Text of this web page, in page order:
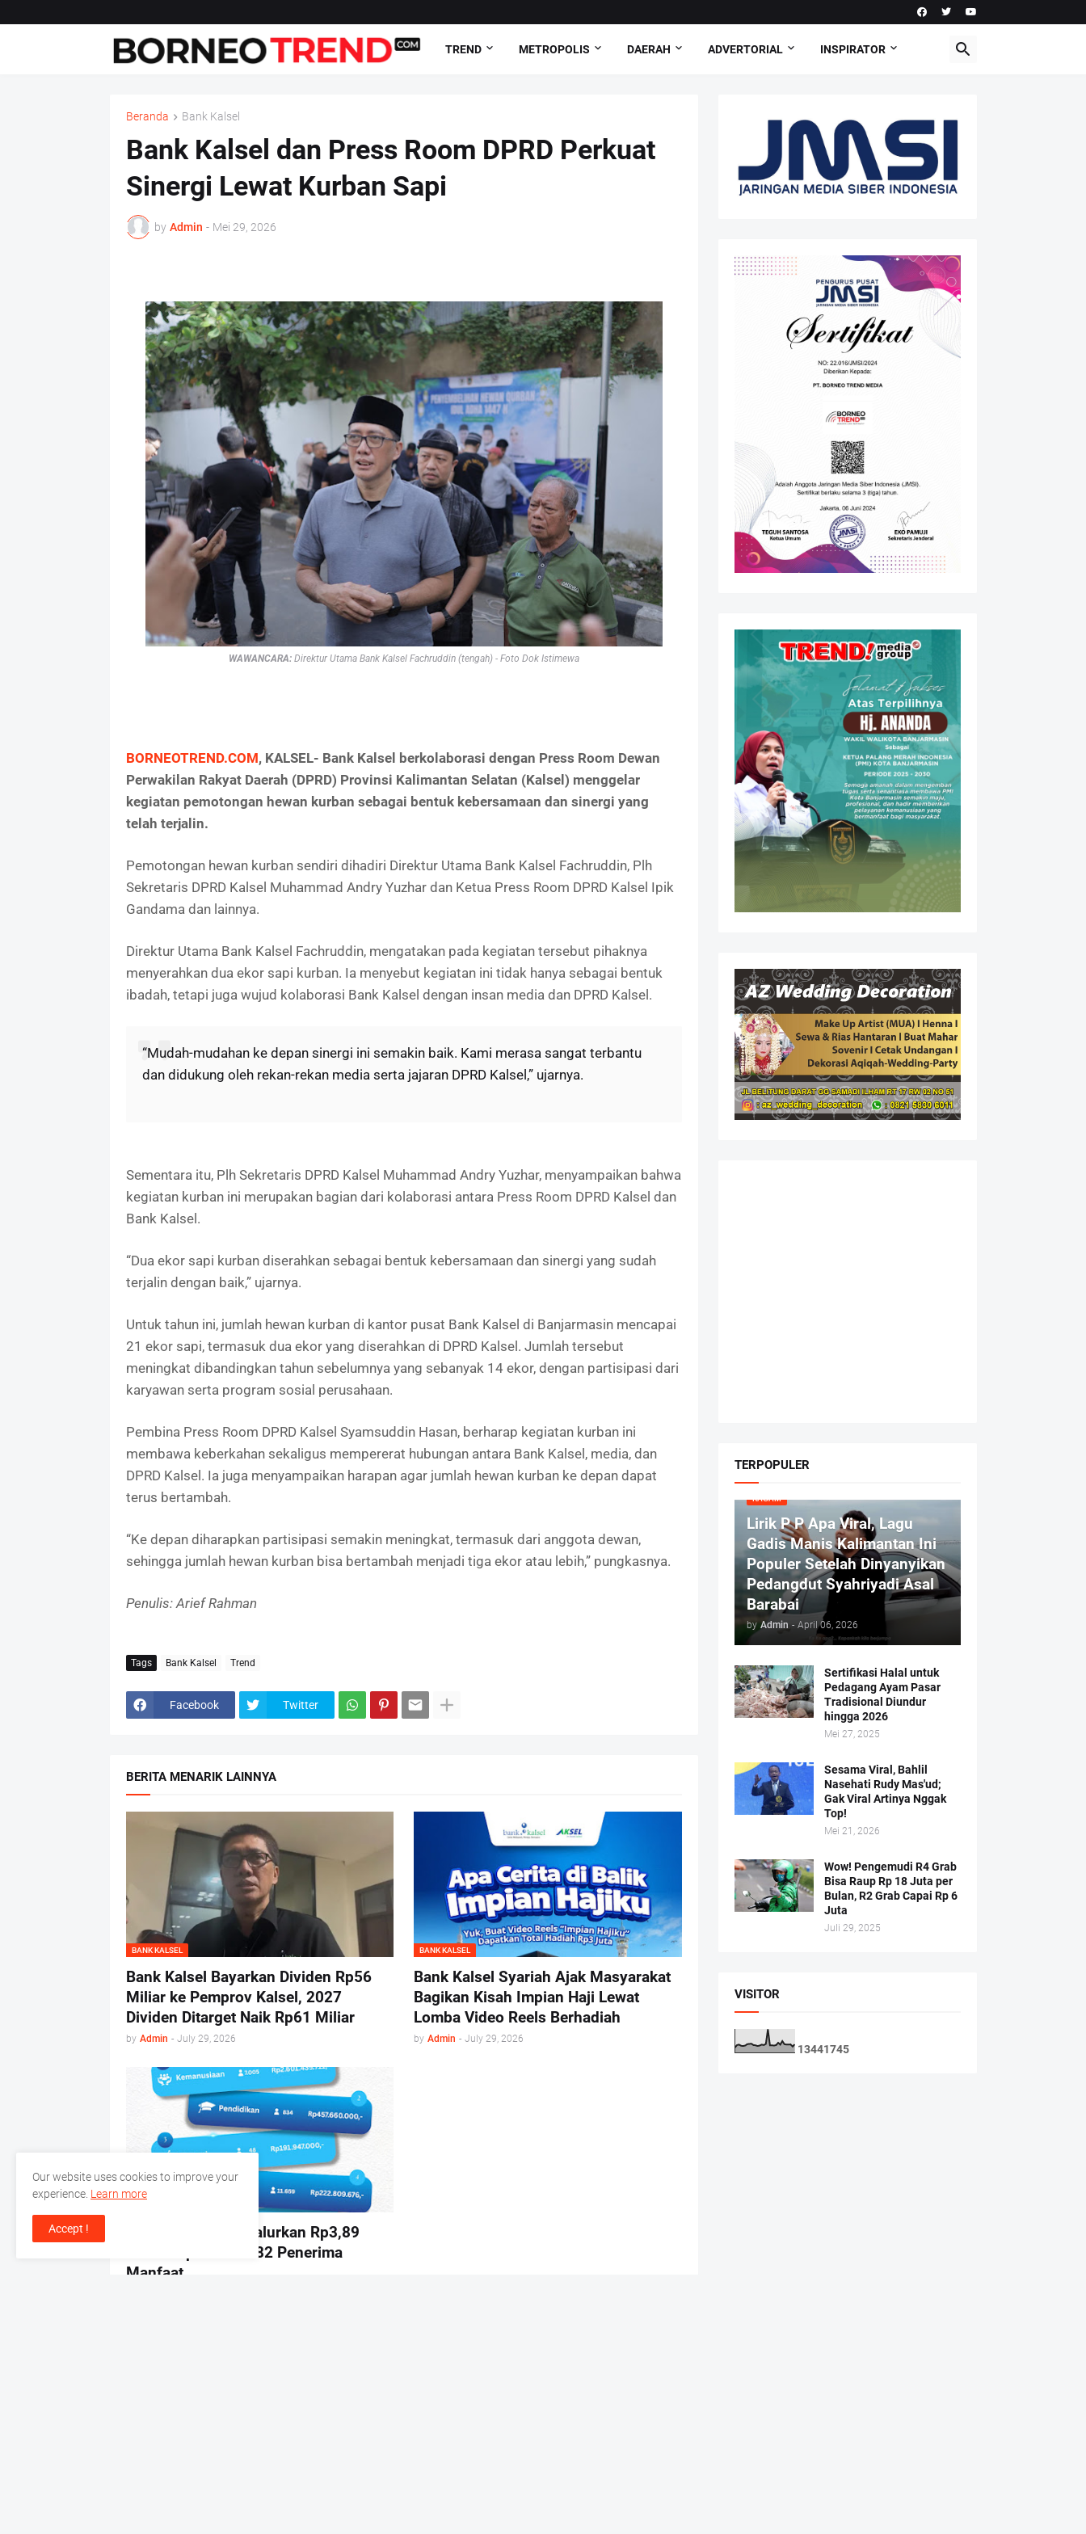
TREND METROPOLIS DAERAH ADVERTORIAL INSPIRATOR
Beranda Bank Kalsel
Bank Kalsel dan Press Room DPRD Perkuat
Sinergi Lewat Kurban Sapi
by Admin - Mei 29, 2026
WAWANCARA: Direktur Utama Bank Kalsel Fachruddin (tengah) - Foto Dok Istimewa
BORNEOTREND.COM, KALSEL- Bank Kalsel berkolaborasi dengan Press Room Dewan
Perwakilan Rakyat Daerah (DPRD) Provinsi Kalimantan Selatan (Kalsel) menggelar
kegiatan pemotongan hewan kurban sebagai bentuk kebersamaan dan sinergi yang
telah terjalin.
Pemotongan hewan kurban sendiri dihadiri Direktur Utama Bank Kalsel Fachruddin, Plh
Sekretaris DPRD Kalsel Muhammad Andry Yuzhar dan Ketua Press Room DPRD Kalsel Ipik
Gandama dan lainnya.
Direktur Utama Bank Kalsel Fachruddin, mengatakan pada kegiatan tersebut pihaknya
menyerahkan dua ekor sapi kurban. Ia menyebut kegiatan ini tidak hanya sebagai bentuk
ibadah, tetapi juga wujud kolaborasi Bank Kalsel dengan insan media dan DPRD Kalsel.
“Mudah-mudahan ke depan sinergi ini semakin baik. Kami merasa sangat terbantu
dan didukung oleh rekan-rekan media serta jajaran DPRD Kalsel,” ujarnya.
Sementara itu, Plh Sekretaris DPRD Kalsel Muhammad Andry Yuzhar, menyampaikan bahwa
kegiatan kurban ini merupakan bagian dari kolaborasi antara Press Room DPRD Kalsel dan
Bank Kalsel.
“Dua ekor sapi kurban diserahkan sebagai bentuk kebersamaan dan sinergi yang sudah
terjalin dengan baik,” ujarnya.
Untuk tahun ini, jumlah hewan kurban di kantor pusat Bank Kalsel di Banjarmasin mencapai
21 ekor sapi, termasuk dua ekor yang diserahkan di DPRD Kalsel. Jumlah tersebut
meningkat dibandingkan tahun sebelumnya yang sebanyak 14 ekor, dengan partisipasi dari
karyawan serta program sosial perusahaan.
Pembina Press Room DPRD Kalsel Syamsuddin Hasan, berharap kegiatan kurban ini
membawa keberkahan sekaligus mempererat hubungan antara Bank Kalsel, media, dan
DPRD Kalsel. Ia juga menyampaikan harapan agar jumlah hewan kurban ke depan dapat
terus bertambah.
“Ke depan diharapkan partisipasi semakin meningkat, termasuk dari anggota dewan,
sehingga jumlah hewan kurban bisa bertambah menjadi tiga ekor atau lebih,” pungkasnya.
Penulis: Arief Rahman
Tags Bank Kalsel Trend
Facebook Twitter
BERITA MENARIK LAINNYA
BANK KALSEL
Bank Kalsel Bayarkan Dividen Rp56
Miliar ke Pemprov Kalsel, 2027
Dividen Ditarget Naik Rp61 Miliar
by Admin - July 29, 2026
BANK KALSEL
Bank Kalsel Syariah Ajak Masyarakat
Bagikan Kisah Impian Haji Lewat
Lomba Video Reels Berhadiah
by Admin - July 29, 2026
UPZ Bank Kalsel Salurkan Rp3,89
Miliar kepada 20.082 Penerima
Manfaat
TERPOPULER
RAGAM
Lirik P P Apa Viral, Lagu
Gadis Manis Kalimantan Ini
Populer Setelah Dinyanyikan
Pedangdut Syahriyadi Asal
Barabai
by Admin - April 06, 2026
Sertifikasi Halal untuk
Pedagang Ayam Pasar
Tradisional Diundur
hingga 2026
Mei 27, 2025
Sesama Viral, Bahlil
Nasehati Rudy Mas'ud;
Gak Viral Artinya Nggak
Top!
Mei 21, 2026
Wow! Pengemudi R4 Grab
Bisa Raup Rp 18 Juta per
Bulan, R2 Grab Capai Rp 6
Juta
Juli 29, 2025
VISITOR
13441745
Our website uses cookies to improve your
experience. Learn more
Accept !